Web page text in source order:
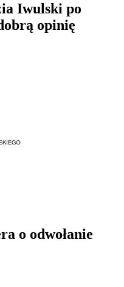
Iwulski po
opinię
o odwołanie